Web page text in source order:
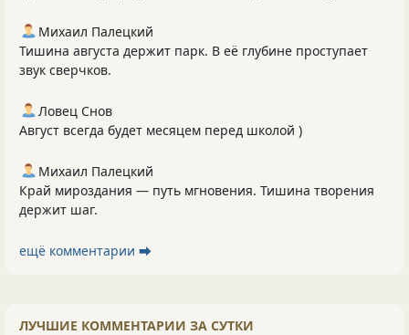
Михаил Палецкий
Тишина августа держит парк. В её глубине проступает
звук сверчков.
Ловец Снов
Август всегда будет месяцем перед школой )
Михаил Палецкий
Край мироздания — путь мгновения. Тишина творения
держит шаг.
ещё комментарии ⮕
ЛУЧШИЕ КОММЕНТАРИИ ЗА СУТКИ